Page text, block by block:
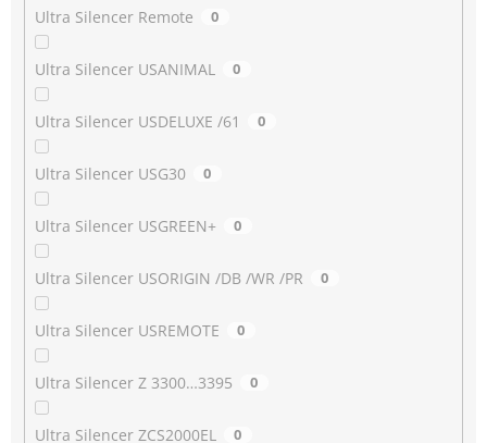
Ultra Silencer Remote 0
Ultra Silencer USANIMAL 0
Ultra Silencer USDELUXE /61 0
Ultra Silencer USG30 0
Ultra Silencer USGREEN+ 0
Ultra Silencer USORIGIN /DB /WR /PR 0
Ultra Silencer USREMOTE 0
Ultra Silencer Z 3300…3395 0
Ultra Silencer ZCS2000EL 0